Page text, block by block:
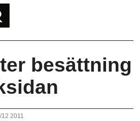
besättning
2011